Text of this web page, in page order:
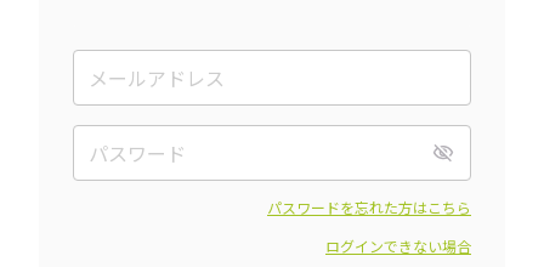
パスワードを忘れた方はこちら
ログインできない場合